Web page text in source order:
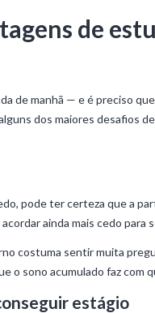
de
de manhã — e é preciso
dos maiores desafios
pode ter certeza que a
ainda mais cedo para
costuma sentir muita
o sono acumulado faz com
estágio